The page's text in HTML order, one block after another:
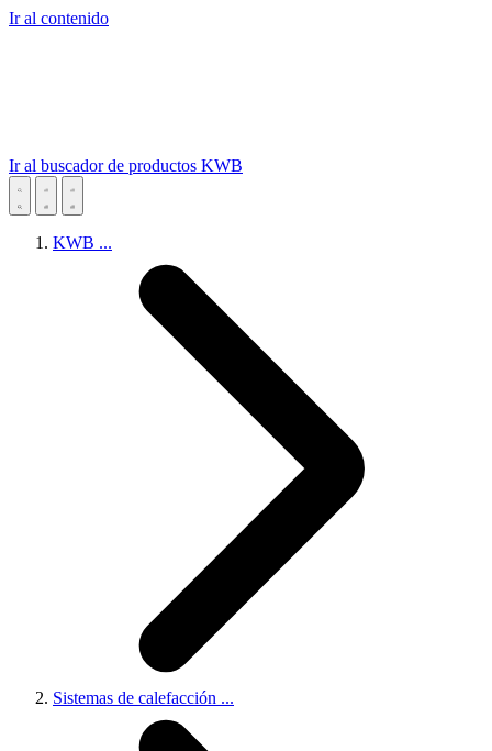
Ir al contenido
Ir al buscador de productos KWB
KWB ...
Sistemas de calefacción ...